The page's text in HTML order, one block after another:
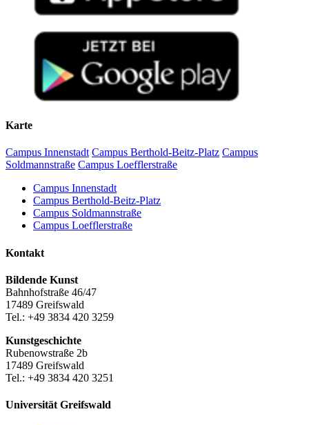
Karte
Campus Innenstadt Campus Berthold-Beitz-Platz Campus
Soldmannstraße Campus Loefflerstraße
Campus Innenstadt
Campus Berthold-Beitz-Platz
Campus Soldmannstraße
Campus Loefflerstraße
Kontakt
Bildende Kunst
Bahnhofstraße 46/47
17489 Greifswald
Tel.: +49 3834 420 3259
Kunstgeschichte
Rubenowstraße 2b
17489 Greifswald
Tel.: +49 3834 420 3251
Universität Greifswald